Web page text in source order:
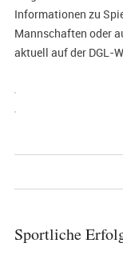
Informationen zu
Mannschaften oder
aktuell auf der DGL-
Sportliche